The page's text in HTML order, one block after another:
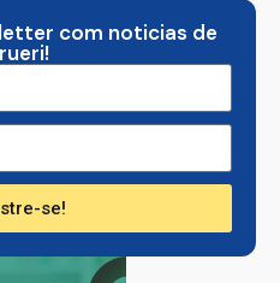
com noticias de
se!